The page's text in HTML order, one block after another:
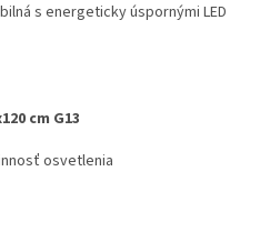
s energeticky úspornými LED
cm G13
osvetlenia